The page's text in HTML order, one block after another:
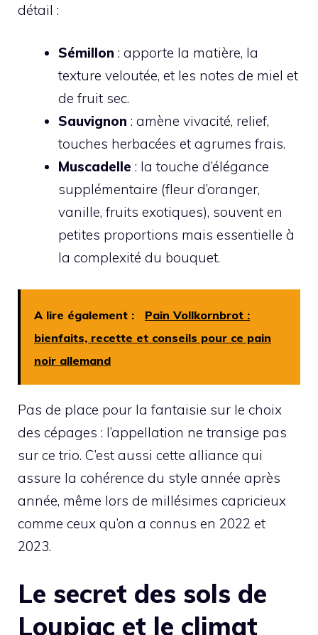
détail :
Sémillon : apporte la matière, la
texture veloutée, et les notes de miel et
de fruit sec.
Sauvignon : amène vivacité, relief,
touches herbacées et agrumes frais.
Muscadelle : la touche d’élégance
supplémentaire (fleur d’oranger,
vanille, fruits exotiques), souvent en
petites proportions mais essentielle à
la complexité du bouquet.
A lire également :
Pain Vollkornbrot :
bienfaits, recette et conseils pour ce pain
noir allemand
Pas de place pour la fantaisie sur le choix
des cépages : l’appellation ne transige pas
sur ce trio. C’est aussi cette alliance qui
assure la cohérence du style année après
année, même lors de millésimes capricieux
comme ceux qu’on a connus en 2022 et
2023.
Le secret des sols de
Loupiac et le climat